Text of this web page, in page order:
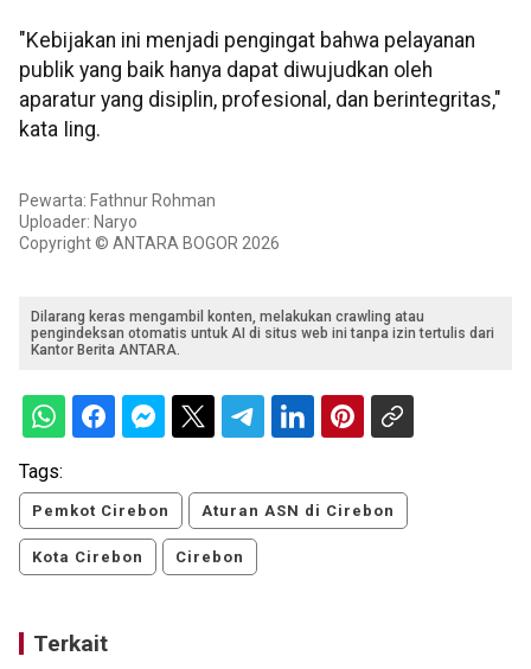
"Kebijakan ini menjadi pengingat bahwa pelayanan
publik yang baik hanya dapat diwujudkan oleh
aparatur yang disiplin, profesional, dan berintegritas,"
kata Iing.
Pewarta: Fathnur Rohman
Uploader: Naryo
Copyright © ANTARA BOGOR 2026
Dilarang keras mengambil konten, melakukan crawling atau
pengindeksan otomatis untuk AI di situs web ini tanpa izin tertulis dari
Kantor Berita ANTARA.
Tags:
Pemkot Cirebon Aturan ASN di Cirebon
Kota Cirebon Cirebon
Terkait